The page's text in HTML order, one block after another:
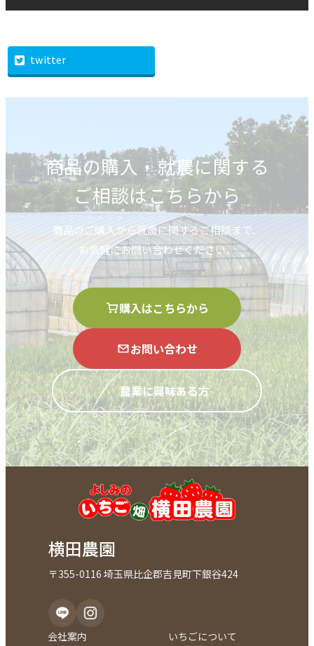
twitter
商品の購入・就農に関する
ご相談はこちらから
商品のご購入から就農に関するご相談まで、
お気軽にお問い合わせください。
購入はこちらから
お問い合わせ
農業に興味ある方
横田農園
〒355-0116 埼玉県比企郡吉見町下銀谷424
会社案内 いちごについて